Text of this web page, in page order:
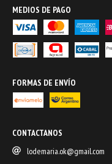
MEDIOS DE PAGO
FORMAS DE ENVÍO
CONTACTANOS
lodemaria.ok@gmail.com